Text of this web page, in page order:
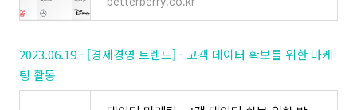
2023.06.19 - [경제경영 트렌드] - 고객 데이터 확보를 위한 마케
팅 활동